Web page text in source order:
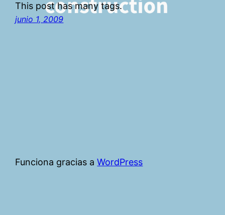
This post has many tags.
junio 1, 2009
Funciona gracias aWordPress